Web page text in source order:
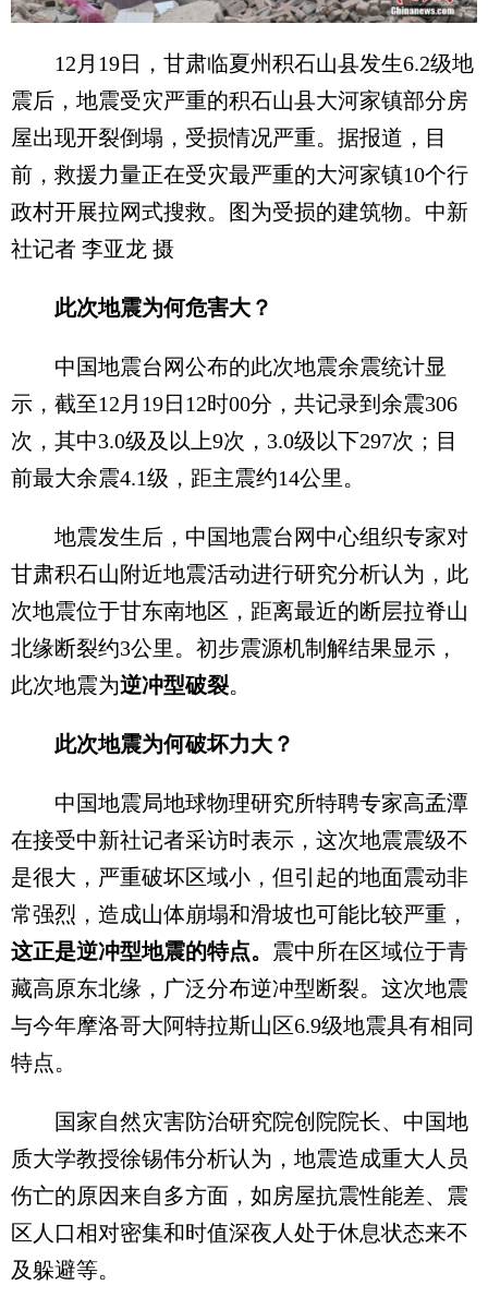
12月19日，甘肃临夏州积石山县发生6.2级地
震后，地震受灾严重的积石山县大河家镇部分房
屋出现开裂倒塌，受损情况严重。据报道，目
前，救援力量正在受灾最严重的大河家镇10个行
政村开展拉网式搜救。图为受损的建筑物。中新
社记者 李亚龙 摄
此次地震为何危害大？
中国地震台网公布的此次地震余震统计显
示，截至12月19日12时00分，共记录到余震306
次，其中3.0级及以上9次，3.0级以下297次；目
前最大余震4.1级，距主震约14公里。
地震发生后，中国地震台网中心组织专家对
甘肃积石山附近地震活动进行研究分析认为，此
次地震位于甘东南地区，距离最近的断层拉脊山
北缘断裂约3公里。初步震源机制解结果显示，
此次地震为逆冲型破裂。
此次地震为何破坏力大？
中国地震局地球物理研究所特聘专家高孟潭
在接受中新社记者采访时表示，这次地震震级不
是很大，严重破坏区域小，但引起的地面震动非
常强烈，造成山体崩塌和滑坡也可能比较严重，
这正是逆冲型地震的特点。 震中所在区域位于青
藏高原东北缘，广泛分布逆冲型断裂。这次地震
与今年摩洛哥大阿特拉斯山区6.9级地震具有相同
特点。
国家自然灾害防治研究院创院院长、中国地
质大学教授徐锡伟分析认为，地震造成重大人员
伤亡的原因来自多方面，如房屋抗震性能差、震
区人口相对密集和时值深夜人处于休息状态来不
及躲避等。